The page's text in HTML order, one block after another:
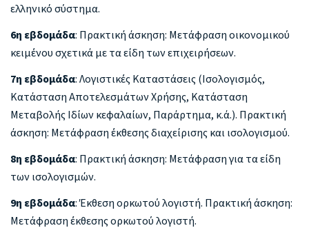
ελληνικό σύστημα.
6η εβδομάδα: Πρακτική άσκηση: Μετάφραση οικονομικού
κειμένου σχετικά με τα είδη των επιχειρήσεων.
7η εβδομάδα: Λογιστικές Καταστάσεις (Ισολογισμός,
Κατάσταση Αποτελεσμάτων Χρήσης, Κατάσταση
Μεταβολής Ιδίων κεφαλαίων, Παράρτημα, κ.ά.). Πρακτική
άσκηση: Μετάφραση έκθεσης διαχείρισης και ισολογισμού.
8η εβδομάδα: Πρακτική άσκηση: Μετάφραση για τα είδη
των ισολογισμών.
9η εβδομάδα: Έκθεση ορκωτού λογιστή. Πρακτική άσκηση:
Μετάφραση έκθεσης ορκωτού λογιστή.